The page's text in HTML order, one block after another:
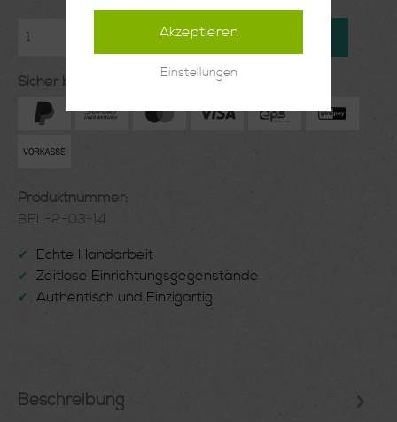
In den Warenkorb
Sicher bezahlen mit:
Produktnummer:
BEL-2-03-14
✔ Echte Handarbeit
✔ Zeitlose Einrichtungsgegenstände
✔ Authentisch und Einzigartig
Beschreibung
Akzeptieren
Einstellungen